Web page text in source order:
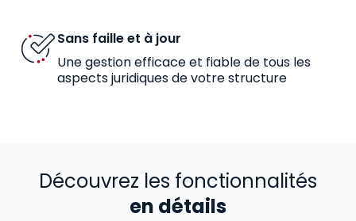
Sans faille et à jour
Une gestion efficace et fiable de tous les
aspects juridiques de votre structure
Découvrez les fonctionnalités
en détails